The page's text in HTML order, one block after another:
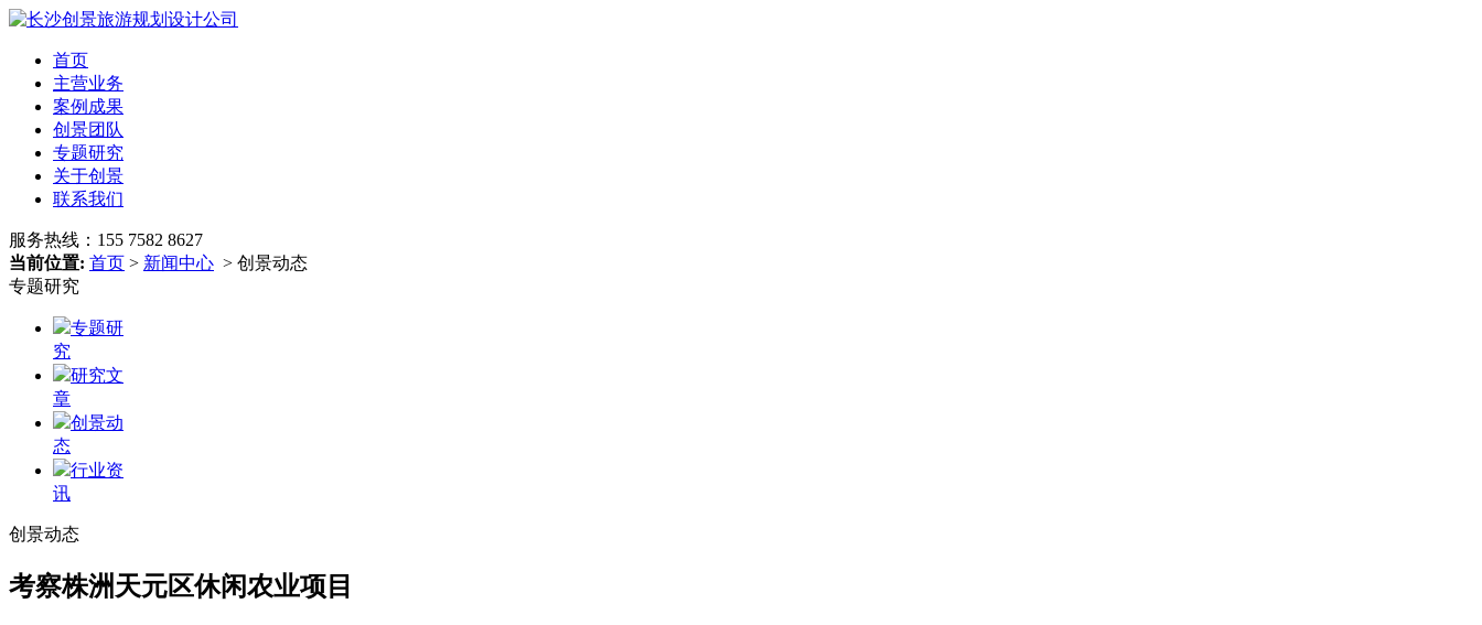
首页
主营业务
案例成果
创景团队
专题研究
关于创景
联系我们
服务热线： 155 7582 8627
当前位置: 首页 > 新闻中心 > 创景动态
专题研究
专题研
究
研究文
章
创景动
态
行业资
讯
创景动态
考察株洲天元区休闲农业项目